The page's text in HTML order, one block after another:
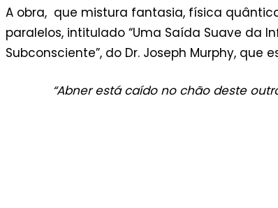
A obra, que mistura fantasia, física
paralelos, intitulado “Uma Saída Suave da
Subconsciente”, do Dr. Joseph Murphy,
“Abner está caído no chão deste